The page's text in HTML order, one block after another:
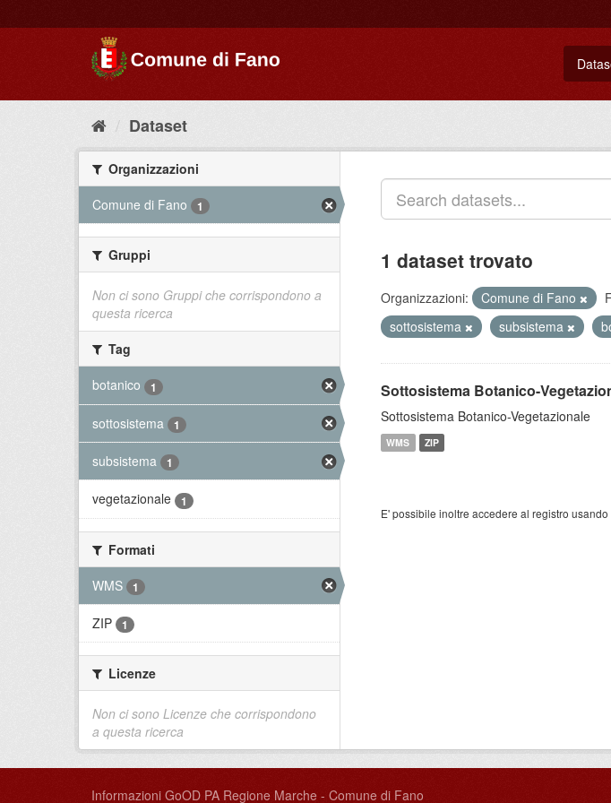
Dataset
Organizzazioni
Comune di Fano
1
Gruppi
Non ci sono Gruppi che corrispondono a
questa ricerca
Tag
botanico
1
sottosistema 1
subsistema 1
vegetazionale 1
Formati
WMS
1
ZIP 1
Licenze
Non ci sono Licenze che corrispondono
a questa ricerca
1 dataset trovato
Organizzazioni: Comune di Fano
sottosistema
subsistema
Sottosistema Botanico-
Sottosistema Botanico-Vegetazionale
WMS ZIP
E' possibile inoltre accedere al registro usando
Informazioni GoOD PA Regione Marche - Comune di Fano